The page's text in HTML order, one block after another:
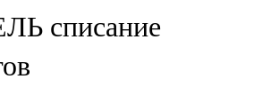
списание